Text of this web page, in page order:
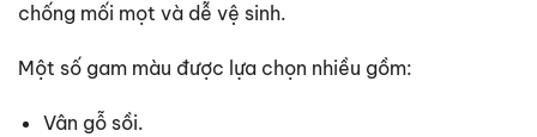
chống mối mọt và dễ vệ sinh.
Một số gam màu được lựa chọn nhiều gồm:
Vân gỗ sồi.